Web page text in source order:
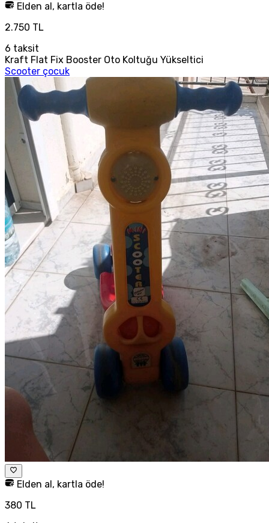
Elden al, kartla öde!
2.750 TL
6 taksit
Kraft Flat Fix Booster Oto Koltuğu Yükseltici
Scooter çocuk
Elden al, kartla öde!
380 TL